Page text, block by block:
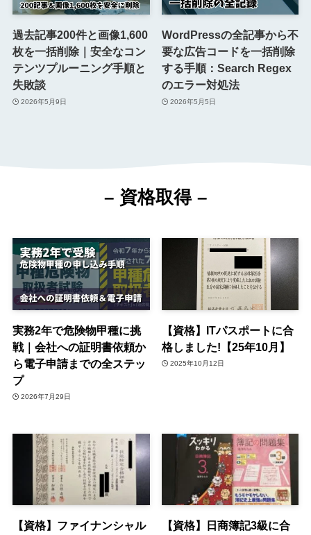
過去記事200件と画像1,600
枚を一括削除｜安全なコン
テンツプルーニング手順と
失敗談
2026年5月9日
WordPressの全記事から不
要な広告コードを一括削除
する手順：Search Regex
のエラー対処法
2026年5月5日
– 資格取得 –
実務2年で危険物甲種に挑
戦｜会社への証明書依頼か
ら電子申請までの全ステッ
プ
2026年7月29日
【資格】ITパスポートに合
格しました!【25年10月】
2025年10月12日
【資格】ファイナンシャル
【資格】日商簿記3級に合